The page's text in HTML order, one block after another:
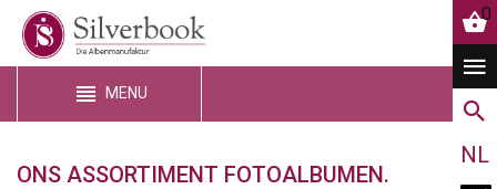
0
NL
MENU
ONS ASSORTIMENT FOTOALBUMEN.